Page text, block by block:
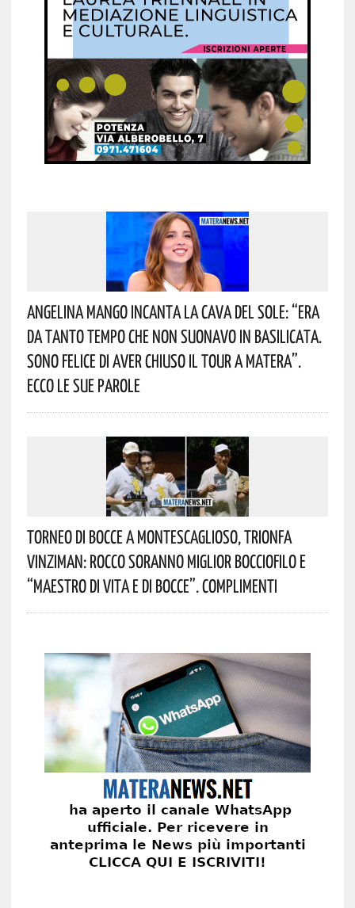
Angelina Mango Incanta La Cava Del Sole: “era
Da Tanto Tempo Che Non Suonavo In Basilicata.
Sono Felice Di Aver Chiuso Il Tour A Matera”.
Ecco Le Sue Parole
Torneo Di Bocce A Montescaglioso, Trionfa
Vinziman: Rocco Soranno Miglior Bocciofilo E
“Maestro Di Vita E Di Bocce”. Complimenti